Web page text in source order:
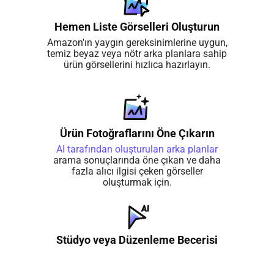
Hemen Liste Görselleri Oluşturun
Amazon'ın yaygın gereksinimlerine uygun,
temiz beyaz veya nötr arka planlara sahip
ürün görsellerini hızlıca hazırlayın.
Ürün Fotoğraflarını Öne Çıkarın
AI tarafından oluşturulan arka planlar
arama sonuçlarında öne çıkan ve daha
fazla alıcı ilgisi çeken görseller
oluşturmak için.
Stüdyo veya Düzenleme Becerisi